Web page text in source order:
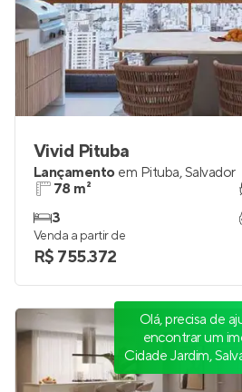
Vivid Pituba
Lançamento em Pituba,Salvador
78 m²
3
Venda a partir de
R$ 755.372
Olá, precisa de
encontrar um
Cidade Jardim,